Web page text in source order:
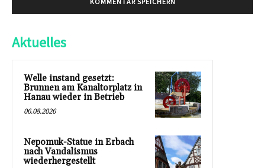
Aktuelles
Welle instand gesetzt:
Brunnen am Kanaltorplatz in
Hanau wieder in Betrieb
06.08.2026
Nepomuk-Statue in Erbach
nach Vandalismus
wiederhergestellt